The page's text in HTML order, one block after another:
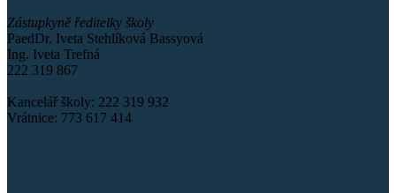
Zástupkyně ředitelky školy
PaedDr. Iveta Stehlíková Bassyová
Ing. Iveta Trefná
222 319 867
Kancelář školy: 222 319 932
Vrátnice: 773 617 414